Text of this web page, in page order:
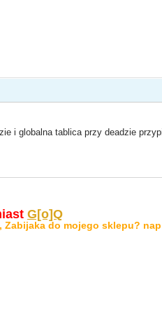
i globalna tablica przy deadzie
G[o]Q
Zabijaka do mojego sklepu?